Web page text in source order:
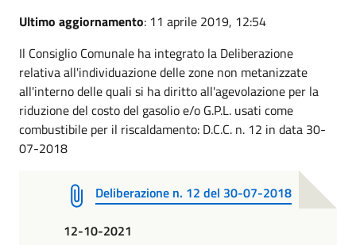
Ultimo aggiornamento: 11 aprile 2019, 12:54
Il Consiglio Comunale ha integrato la Deliberazione
relativa all'individuazione delle zone non metanizzate
all'interno delle quali si ha diritto all'agevolazione per la
riduzione del costo del gasolio e/o G.P.L. usati come
combustibile per il riscaldamento: D.C.C. n. 12 in data 30-
07-2018
Deliberazione n. 12 del 30-07-2018
12-10-2021